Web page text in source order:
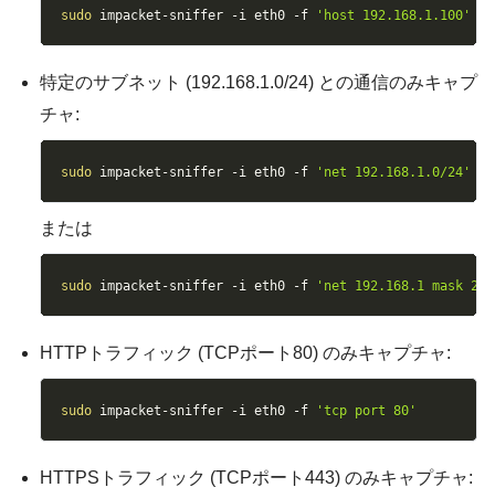
sudo impacket-sniffer -i eth0 -f 'host 192.168.1.100'
特定のサブネット (192.168.1.0/24) との通信のみキャプ
チャ:
sudo impacket-sniffer -i eth0 -f 'net 192.168.1.0/24'
または
sudo impacket-sniffer -i eth0 -f 'net 192.168.1 mask
Copy
HTTPトラフィック (TCPポート80) のみキャプチャ:
sudo impacket-sniffer -i eth0 -f 'tcp port 80'
HTTPSトラフィック (TCPポート443) のみキャプチャ: